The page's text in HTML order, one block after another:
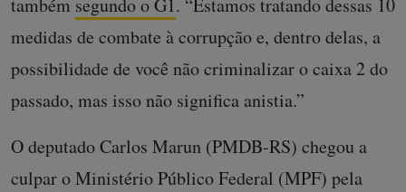
também segundo o G1. “Estamos tratando dessas 10
medidas de combate à corrupção e, dentro delas, a
possibilidade de você não criminalizar o caixa 2 do
passado, mas isso não significa anistia.”
O deputado Carlos Marun (PMDB-RS) chegou a
culpar o Ministério Público Federal (MPF) pela